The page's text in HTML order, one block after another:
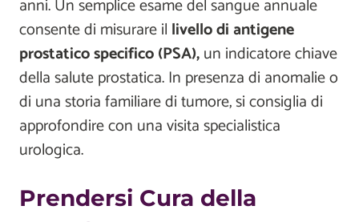
anni. Un semplice esame del sangue annuale
consente di misurare il livello di antigene
prostatico specifico (PSA),un indicatore chiave
della salute prostatica. In presenza di anomalie o
di una storia familiare di tumore, si consiglia di
approfondire con una visita specialistica
urologica.
Prendersi Cura della